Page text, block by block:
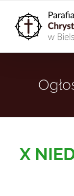
zawartości
X